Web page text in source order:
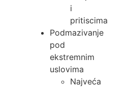
i
pritiscima
Podmazivanje
pod
ekstremnim
uslovima
Najveća